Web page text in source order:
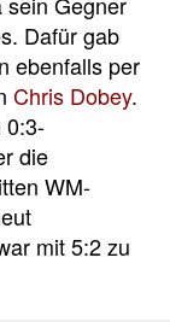
Dafür gab
ebenfalls per
Chris Dobey.
0:3-
die
WM-
mit 5:2 zu